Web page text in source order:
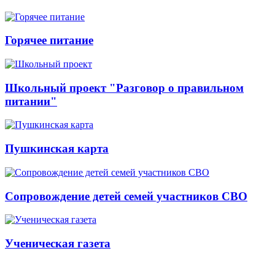
Горячее питание
Школьный проект "Разговор о правильном
питании"
Пушкинская карта
Сопровождение детей семей участников СВО
Ученическая газета